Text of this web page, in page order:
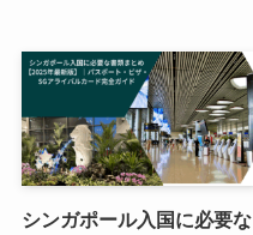
シンガポール入国に必要な